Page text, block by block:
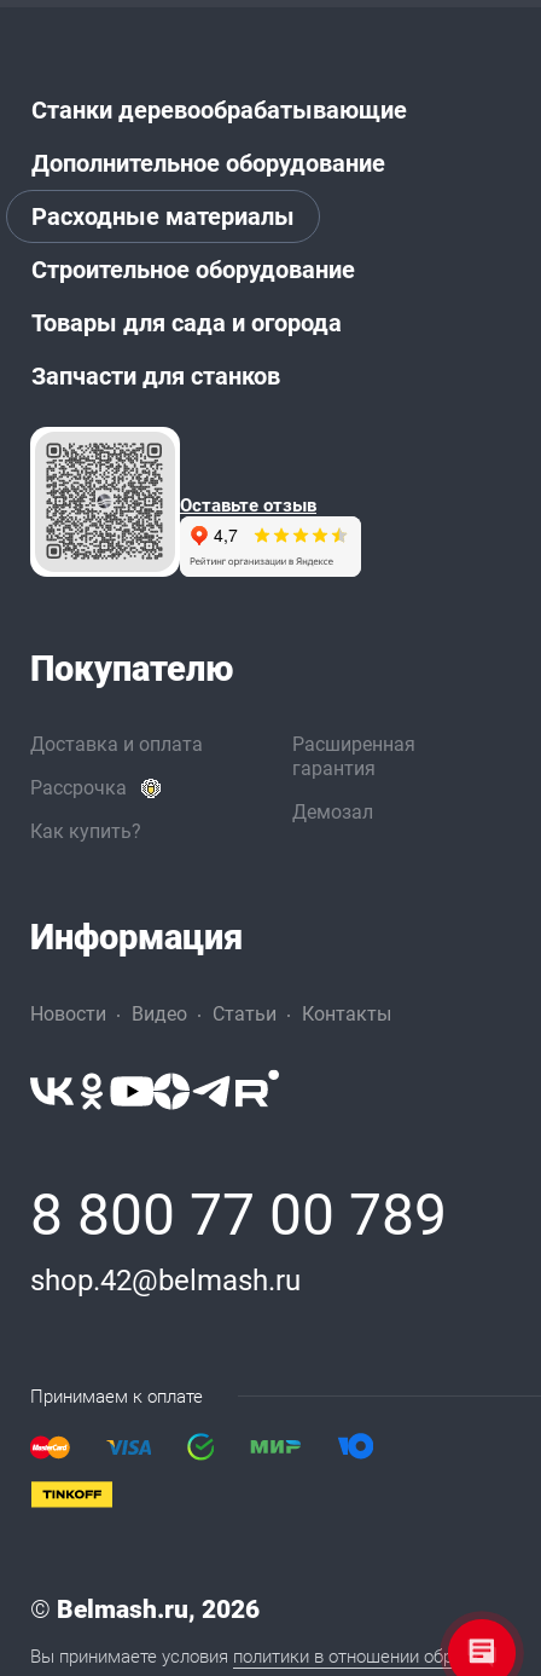
Станки деревообрабатывающие
Дополнительное оборудование
Расходные материалы
Строительное оборудование
Товары для сада и огорода
Запчасти для станков
Оставьте отзыв
Покупателю
Доставка и оплата
Рассрочка
Как купить?
Расширенная
гарантия
Демозал
Информация
Новости Видео Статьи Контакты
8 800 77 00 789
shop.42@belmash.ru
Принимаем к оплате
© Belmash.ru, 2026
Вы принимаете условия политики в отношении обработки